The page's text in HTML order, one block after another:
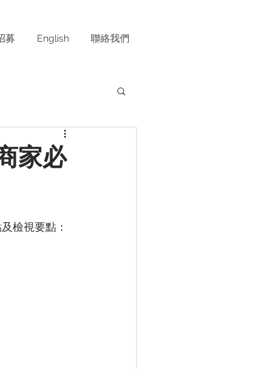
募 English 聯絡我們
家必
檢視要點：